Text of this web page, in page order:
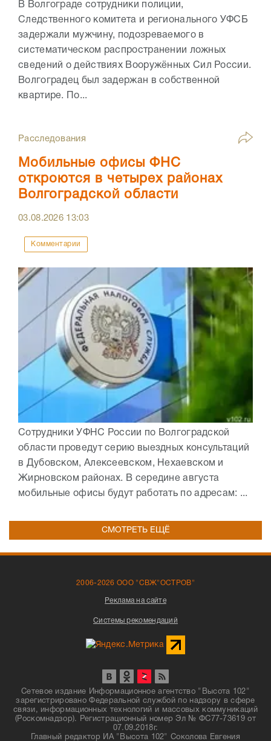
В Волгограде сотрудники полиции,
Следственного комитета и регионального УФСБ
задержали мужчину, подозреваемого в
систематическом распространении ложных
сведений о действиях Вооружённых Сил России.
Волгоградец был задержан в собственной
квартире. По...
Расследования
Мобильные офисы ФНС
откроются в четырех районах
Волгоградской области
03.08.2026 13:03
Комментарии
Сотрудники УФНС России по Волгоградской
области проведут серию выездных консультаций
в Дубовском, Алексеевском, Нехаевском и
Жирновском районах. В середине августа
мобильные офисы будут работать по адресам: ...
СМОТРЕТЬ ЕЩЁ
2006-2026 ООО "СВЖ"ОСТРОВ"
Реклама на сайте
Системы рекомендаций
Сетевое издание Информационное агентство "Высота 102"
зарегистрировано Федеральной службой по надзору в сфере
связи, информационных технологий и массовых коммуникаций
(Роскомнадзор). Регистрационный номер Эл № ФС77-73619 от
07.09.2018г.
Главный редактор ИА "Высота 102" Соколова Евгения